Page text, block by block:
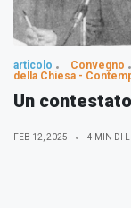
articolo Convegno
della Chiesa -
Un
FEB 12, 2025 4 MIN DI